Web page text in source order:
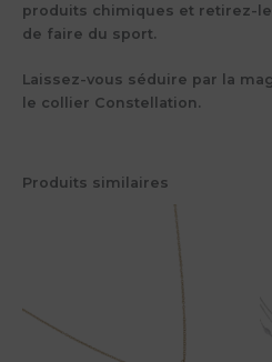
produits chimiques et retirez-
de faire du sport.
Laissez-vous séduire par la
le collier Constellation .
Produits similaires